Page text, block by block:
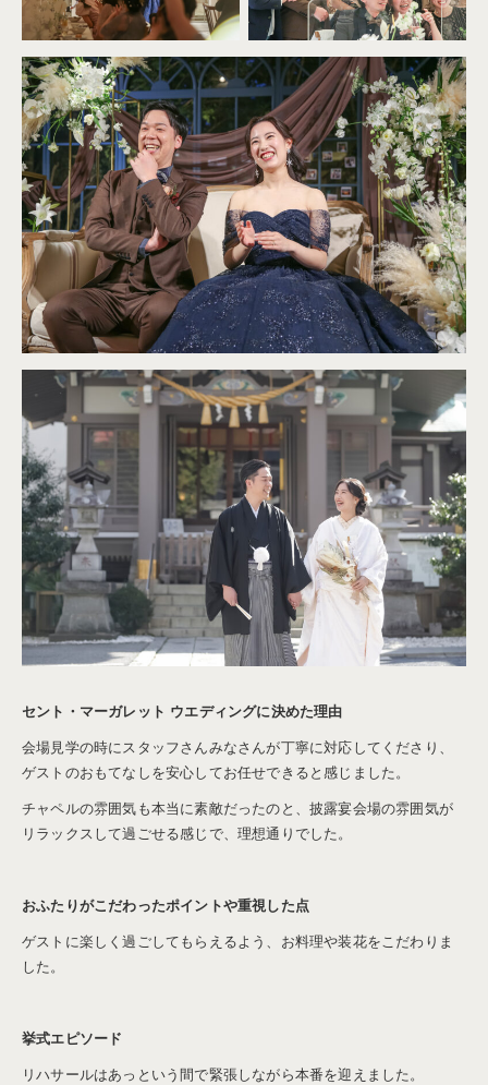
セント・マーガレット ウエディングに決めた理由
会場見学の時にスタッフさんみなさんが丁寧に対応してくださり、
ゲストのおもてなしを安心してお任せできると感じました。
チャペルの雰囲気も本当に素敵だったのと、披露宴会場の雰囲気が
リラックスして過ごせる感じで、理想通りでした。
おふたりがこだわったポイントや重視した点
ゲストに楽しく過ごしてもらえるよう、お料理や装花をこだわりま
した。
挙式エピソード
リハサールはあっという間で緊張しながら本番を迎えました。